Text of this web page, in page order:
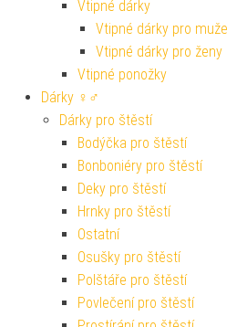
Vtipné dárky
Vtipné dárky pro muže
Vtipné dárky pro ženy
Vtipné ponožky
Dárky ♀♂
Dárky pro štěstí
Bodýčka pro štěstí
Bonboniéry pro štěstí
Deky pro štěstí
Hrnky pro štěstí
Ostatní
Osušky pro štěstí
Polštáře pro štěstí
Povlečení pro štěstí